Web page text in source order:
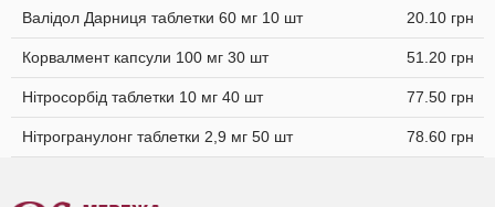
Валідол Дарниця таблетки 60 мг 10 шт 20.10 грн
Корвалмент капсули 100 мг 30 шт 51.20 грн
Нітросорбід таблетки 10 мг 40 шт 77.50 грн
Нітрогранулонг таблетки 2,9 мг 50 шт 78.60 грн